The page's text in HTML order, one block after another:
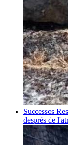
Successos
després de